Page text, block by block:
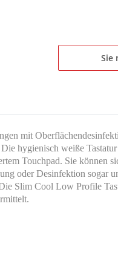
Sie
mit
Die hygienisch weiße
Touchpad. Sie
oder Desinfektion sogar
Slim Cool Low Profile